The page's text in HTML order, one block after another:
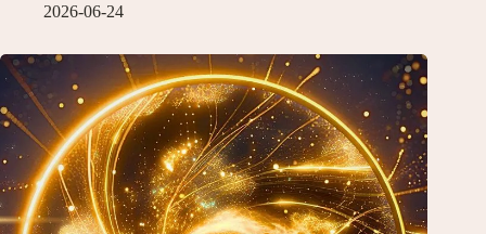
2026-06-24